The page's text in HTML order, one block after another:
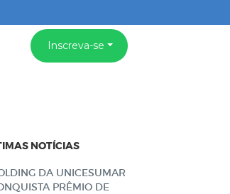
Inscreva-se
NOTÍCIAS
DA UNICESUMAR
PRÊMIO DE